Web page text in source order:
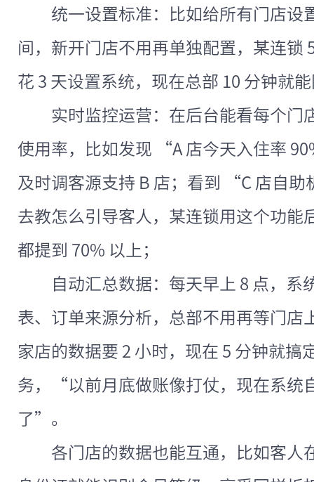
统一设置标准：比如给所有门店设
间，新开门店不用再单独配置，某连锁
花 3 天设置系统，现在总部 10 分钟就
实时监控运营：在后台能看每个门
使用率，比如发现 “A 店今天入住率
及时调客源支持 B 店；看到 “C 店自
去教怎么引导客人，某连锁用这个功能
都提到 70% 以上；
自动汇总数据：每天早上 8 点，系
表、订单来源分析，总部不用再等门店
家店的数据要 2 小时，现在 5 分钟就搞
务，“以前月底做账像打仗，现在系统
了”。
各门店的数据也能互通，比如客人